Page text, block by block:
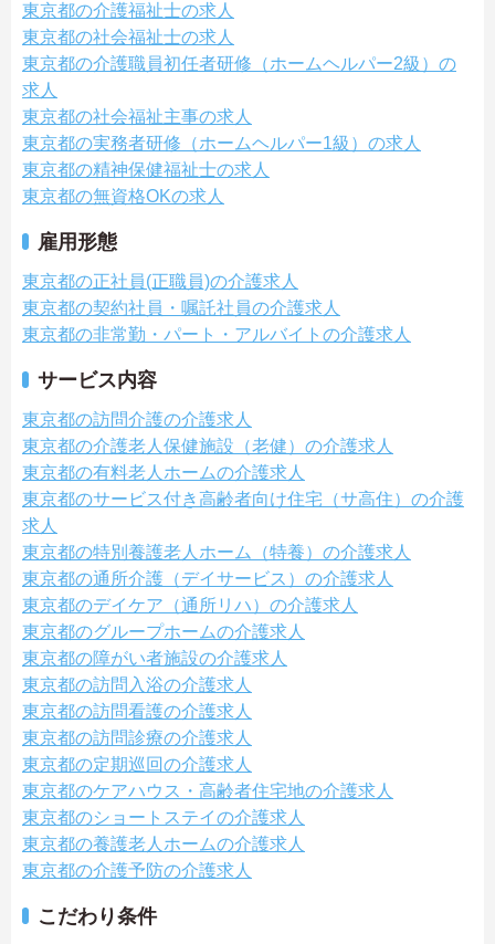
東京都の介護福祉士の求人
東京都の社会福祉士の求人
東京都の介護職員初任者研修（ホームヘルパー2級）の
求人
東京都の社会福祉主事の求人
東京都の実務者研修（ホームヘルパー1級）の求人
東京都の精神保健福祉士の求人
東京都の無資格OKの求人
雇用形態
東京都の正社員(正職員)の介護求人
東京都の契約社員・嘱託社員の介護求人
東京都の非常勤・パート・アルバイトの介護求人
サービス内容
東京都の訪問介護の介護求人
東京都の介護老人保健施設（老健）の介護求人
東京都の有料老人ホームの介護求人
東京都のサービス付き高齢者向け住宅（サ高住）の介護
求人
東京都の特別養護老人ホーム（特養）の介護求人
東京都の通所介護（デイサービス）の介護求人
東京都のデイケア（通所リハ）の介護求人
東京都のグループホームの介護求人
東京都の障がい者施設の介護求人
東京都の訪問入浴の介護求人
東京都の訪問看護の介護求人
東京都の訪問診療の介護求人
東京都の定期巡回の介護求人
東京都のケアハウス・高齢者住宅地の介護求人
東京都のショートステイの介護求人
東京都の養護老人ホームの介護求人
東京都の介護予防の介護求人
こだわり条件